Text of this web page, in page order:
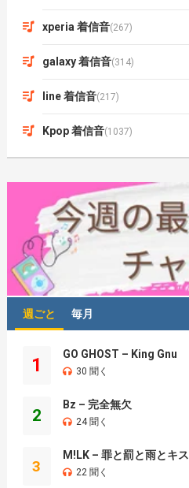
xperia 着信音(267)
galaxy 着信音(314)
line 着信音(217)
Kpop 着信音(1037)
週ごと 毎月
1
GO GHOST – King Gnu
30 聞く
2
Bz – 完全無欠
24 聞く
3
M!LK – 罪と罰と雨とキス
22 聞く